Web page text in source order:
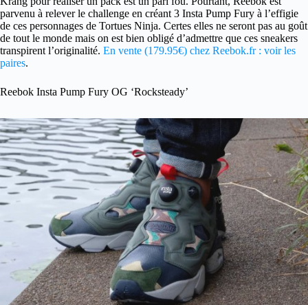
parvenu à relever le challenge en créant 3 Insta Pump Fury à l’effigie
de ces personnages de Tortues Ninja. Certes elles ne seront pas au goût
de tout le monde mais on est bien obligé d’admettre que ces sneakers
transpirent l’originalité. En vente (179.95€) chez Reebok.fr : voir les
paires.
Reebok Insta Pump Fury OG ‘Rocksteady’